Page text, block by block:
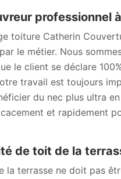
professionnel
toiture Catherin
le métier. Nous
le client se déclare
travail est toujours
du nec plus ultra
et rapidement
de toit de la
la terrasse ne doit pas